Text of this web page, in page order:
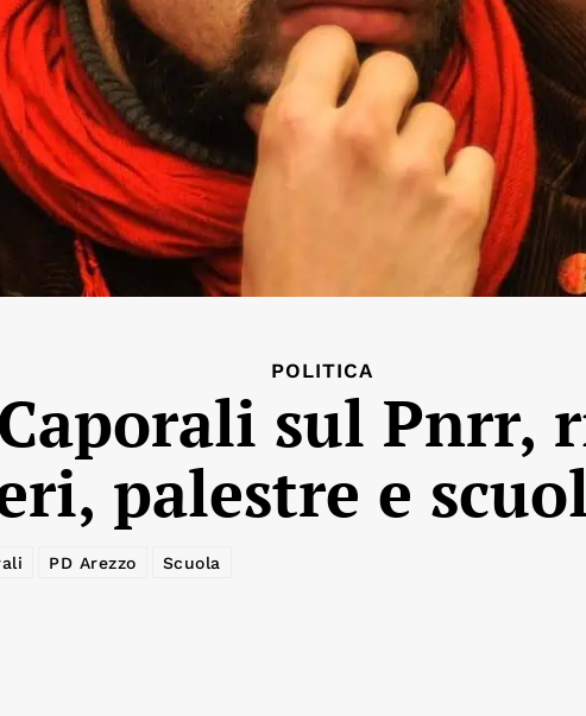
POLITICA
sul Pnrr,
palestre e
PD Arezzo Scuola